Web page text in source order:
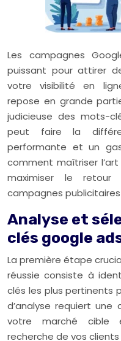
Les campagnes
puissant pour attirer
votre visibilité en
repose en grande
judicieuse des mots-
peut faire la
performante et un
comment maîtriser
maximiser le retour
campagnes
Analyse et
clés google
La première étape
réussie consiste à
clés les plus pertinents
d’analyse requiert une
votre marché cible
recherche de vos